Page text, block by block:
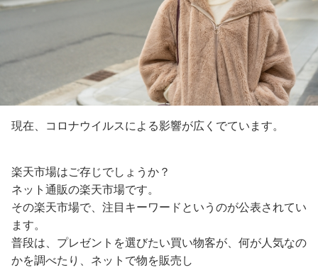
現在、コロナウイルスによる影響が広くでています。
楽天市場はご存じでしょうか？
ネット通販の楽天市場です。
その楽天市場で、注目キーワードというのが公表されてい
ます。
普段は、プレゼントを選びたい買い物客が、何が人気なの
かを調べたり、ネットで物を販売し